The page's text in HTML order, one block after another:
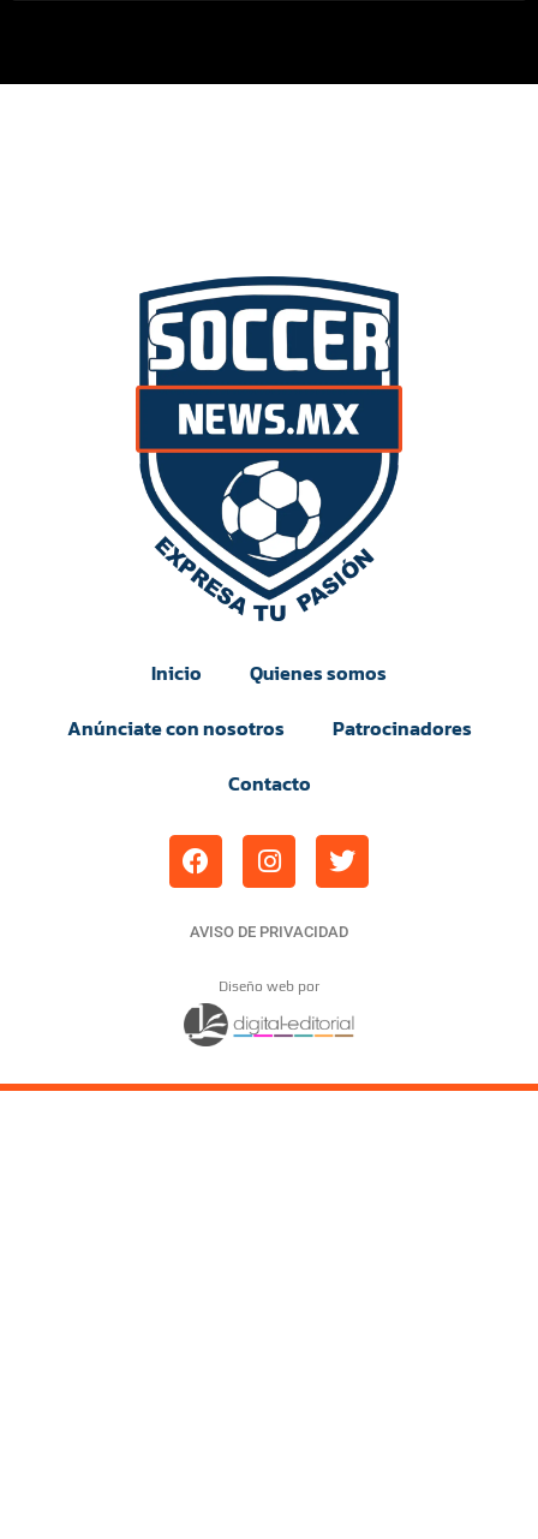
Inicio
Quienes somos
Anúnciate con nosotros
Patrocinadores
Contacto
AVISO DE PRIVACIDAD
Diseño web por